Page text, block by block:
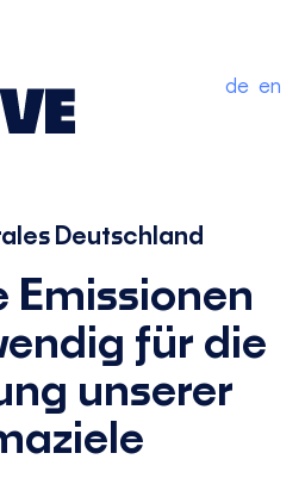
de en
Deutschland
Emissionen
für die
unserer